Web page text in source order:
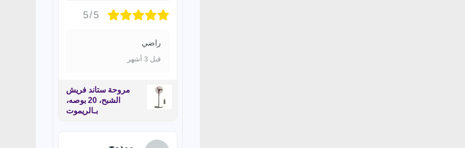
5/5
راضي
قبل 3 أشهر
مروحة ستاند فريش
الشبح، 20 بوصه،
بـالريموت